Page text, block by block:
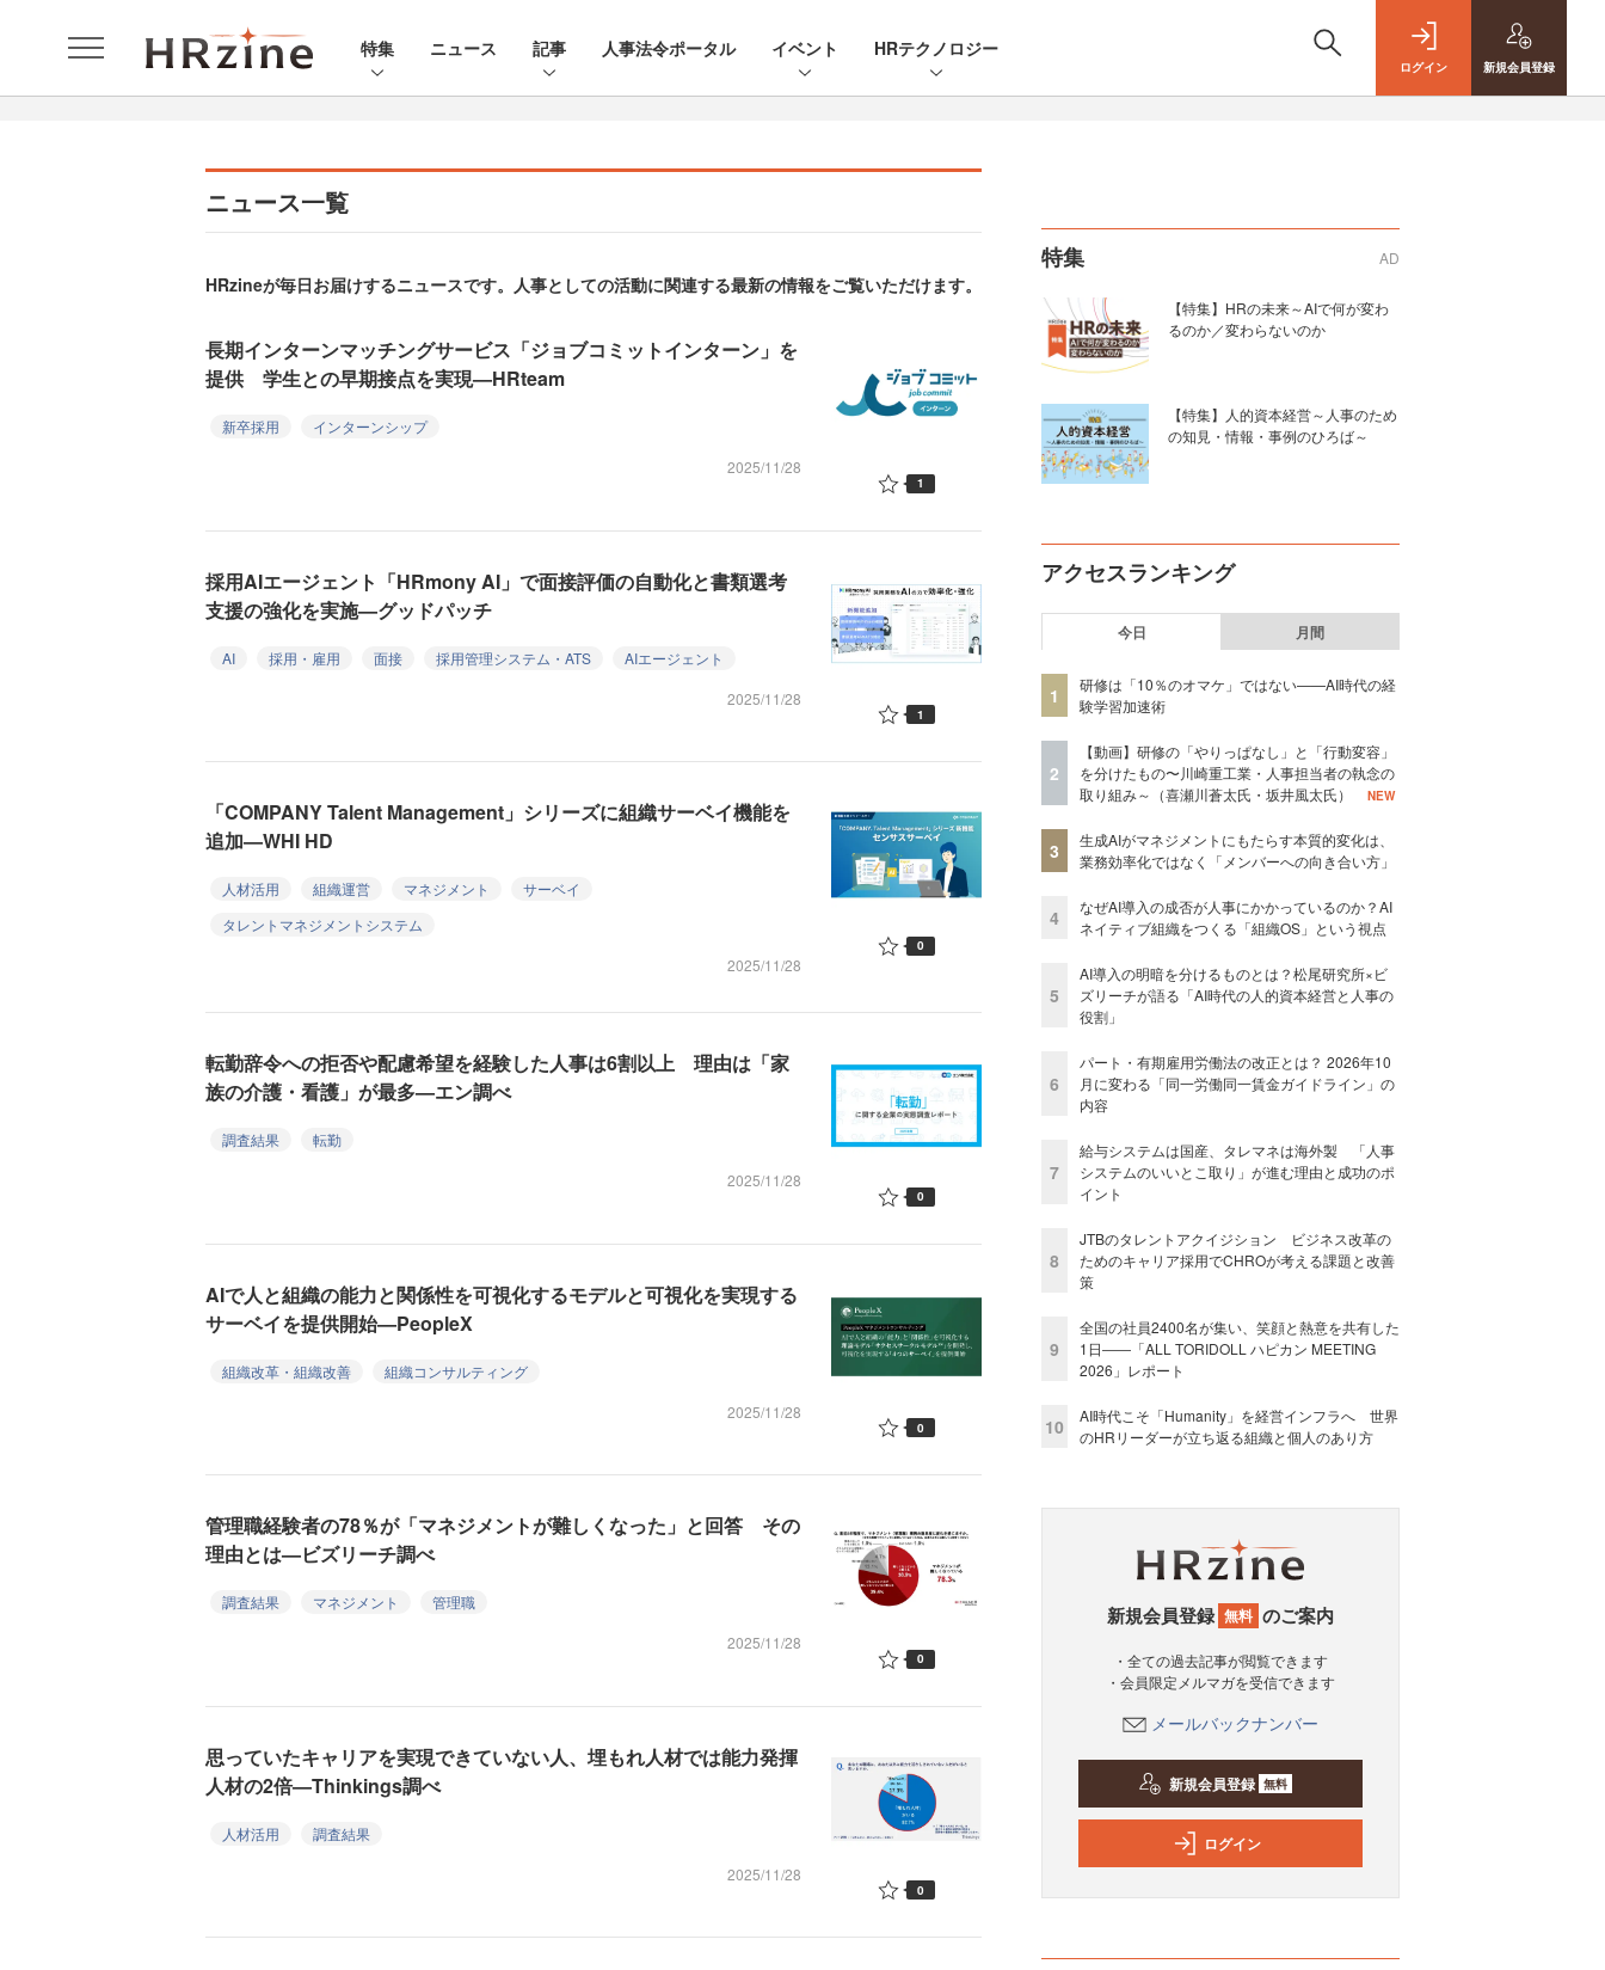
特集 ニュース 記事 人事法令ポータル イベント HRテクノロジー
ログイン 新規会員登録
ニュース一覧
HRzineが毎日お届けするニュースです。人事としての活動に関連する最新の情報をご覧いただけます。
長期インターンマッチングサービス「ジョブコミットインターン」を
提供 学生との早期接点を実現—HRteam
新卒採用
インターンシップ
2025/11/28
1
採用AIエージェント「HRmony AI」で面接評価の自動化と書類選考
支援の強化を実施—グッドパッチ
AI 採用・雇用 面接 採用管理システム・ATS
AIエージェント
2025/11/28
1
「COMPANY Talent Management」シリーズに組織サーベイ機能を
追加—WHI HD
人材活用 組織運営 マネジメント
サーベイ
タレントマネジメントシステム
2025/11/28
0
転勤辞令への拒否や配慮希望を経験した人事は6割以上 理由は「家
族の介護・看護」が最多—エン調べ
調査結果
転勤
2025/11/28
0
AIで人と組織の能力と関係性を可視化するモデルと可視化を実現する
サーベイを提供開始—PeopleX
組織改革・組織改善
組織コンサルティング
2025/11/28
0
管理職経験者の78％が「マネジメントが難しくなった」と回答 その
理由とは—ビズリーチ調べ
調査結果 マネジメント
管理職
2025/11/28
0
思っていたキャリアを実現できていない人、埋もれ人材では能力発揮
人材の2倍—Thinkings調べ
人材活用
調査結果
2025/11/28
0
特集 AD
【特集】HRの未来～AIで何が変わ
るのか／変わらないのか
【特集】人的資本経営～人事のため
の知見・情報・事例のひろば～
アクセスランキング
今日 月間
1
研修は「10％のオマケ」ではない——AI時代の経
験学習加速術
2
【動画】研修の「やりっぱなし」と「行動変容」
を分けたもの〜川崎重工業・人事担当者の執念の
取り組み～（喜瀬川蒼太氏・坂井風太氏）
NEW
3
生成AIがマネジメントにもたらす本質的変化は、
業務効率化ではなく「メンバーへの向き合い方」
4
なぜAI導入の成否が人事にかかっているのか？AI
ネイティブ組織をつくる「組織OS」という視点
5
AI導入の明暗を分けるものとは？松尾研究所×ビ
ズリーチが語る「AI時代の人的資本経営と人事の
役割」
6
パート・有期雇用労働法の改正とは？ 2026年10
月に変わる「同一労働同一賃金ガイドライン」の
内容
7
給与システムは国産、タレマネは海外製 「人事
システムのいいとこ取り」が進む理由と成功のポ
イント
8
JTBのタレントアクイジション ビジネス改革の
ためのキャリア採用でCHROが考える課題と改善
策
9
全国の社員2400名が集い、笑顔と熱意を共有した
1日――「ALL TORIDOLL ハピカン MEETING
2026」レポート
10
AI時代こそ「Humanity」を経営インフラへ 世界
のHRリーダーが立ち返る組織と個人のあり方
新規会員登録 無料 のご案内
・全ての過去記事が閲覧できます
・会員限定メルマガを受信できます
メールバックナンバー
新規会員登録 無料
ログイン